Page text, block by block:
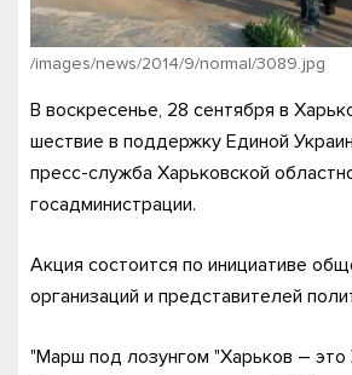
/images/news/2014/9/normal/3089.jpg
В воскресенье, 28 сентября в
шествие в поддержку Единой
пресс-служба Харьковской
госадминистрации.
Акция состоится по инициативе
организаций и представителей
"Марш под лозунгом "Харьков – это